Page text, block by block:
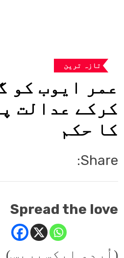
تازہ ترین
عمر ایوب کو
کرکے عدالت
کا حکم
Share:
Spread the love
(اُردو ایکسپریس)